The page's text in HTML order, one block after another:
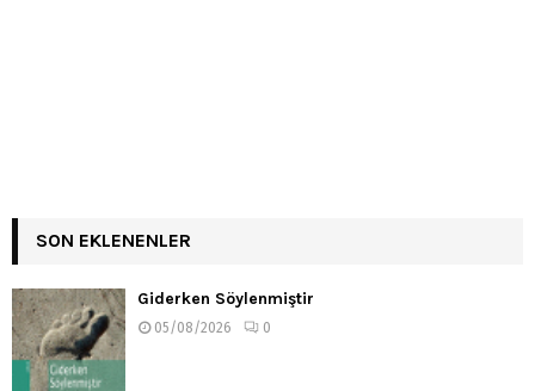
SON EKLENENLER
Giderken Söylenmiştir
05/08/2026 0